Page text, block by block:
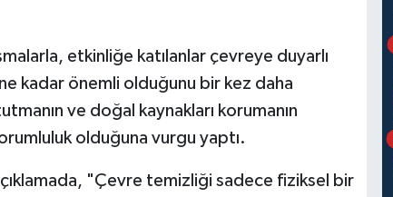
etkinliğe katılanlar çevreye duyarlı
kadar önemli olduğunu bir kez daha
ve doğal kaynakları korumanın
olduğuna vurgu yaptı.
"Çevre temizliği sadece fiziksel bir